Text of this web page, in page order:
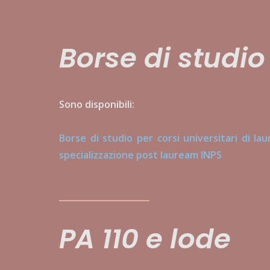
Borse di studio
Sono disponibili:
Borse di studio per corsi universitari di
specializzazione post lauream INPS
PA 110 e lode